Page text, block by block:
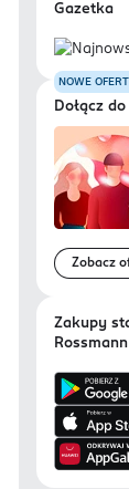
Gazetka
NOWE
Dołącz
Zobacz
Zakupy